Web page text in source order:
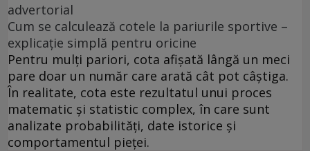
advertorial
Cum se calculează cotele la pariurile sportive –
explicație simplă pentru oricine
Pentru mulți pariori, cota afișată lângă un meci
pare doar un număr care arată cât pot câștiga.
În realitate, cota este rezultatul unui proces
matematic și statistic complex, în care sunt
analizate probabilități, date istorice și
comportamentul pieței.